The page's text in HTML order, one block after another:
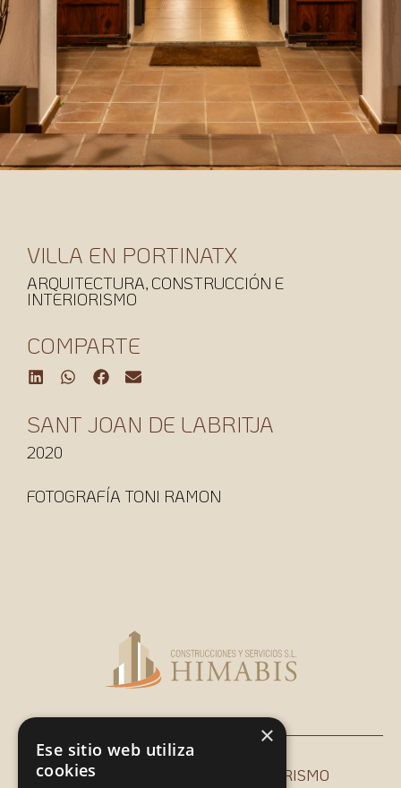
VILLA EN PORTINATX
ARQUITECTURA, CONSTRUCCIÓN E
INTERIORISMO
COMPARTE
SANT JOAN DE LABRITJA
2020
FOTOGRAFÍA TONI RAMON
INICIO
INTERIORISMO
×
Ese sitio web utiliza
cookies